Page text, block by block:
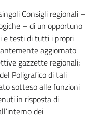
Consigli regionali –
– di un opportuno
testi di tutti i propri
aggiornato
gazzette regionali;
Poligrafico di tali
sotteso alle funzioni
in risposta di
dei